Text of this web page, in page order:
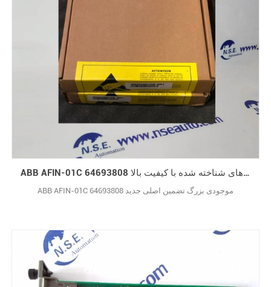
ABB AFIN-01C 64693808 مارک های شناخته شده با کیفیت بالا
ABB AFIN-01C 64693808 موجودی بزرگ تضمین اصلی جدید